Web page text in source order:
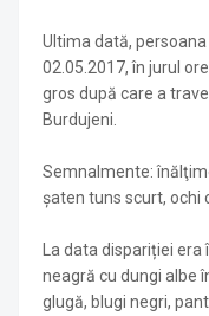
Ultima dată,
02.05.2017, în jurul
gros după care a
Burdujeni.
Semnalmente:
şaten tuns scurt, ochi
La data dispariției
neagră cu dungi albe
glugă, blugi negri,